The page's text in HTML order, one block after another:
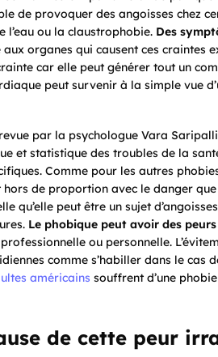
de provoquer des angoisses chez
l’eau ou la claustrophobie. Des
organes qui causent ces craintes
car elle peut générer tout un
peut survenir à la simple vue
par la psychologue Vara
et statistique des troubles de la
Comme pour les autres
hors de proportion avec le danger
qu’elle peut être un sujet
Le phobique peut avoir des
ou personnelle.
comme s’habiller dans le
américains souffrent d’une
de cette peur